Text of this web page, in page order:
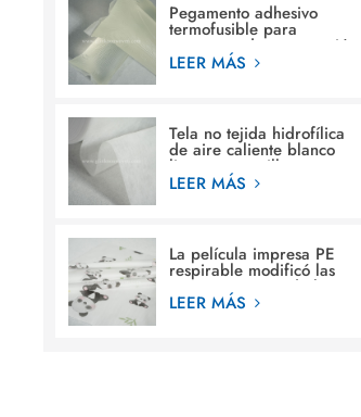
Pegamento adhesivo
termofusible para
estructura de construcción
en pañales para bebés
LEER MÁS
Tela no tejida hidrofílica
de aire caliente blanco
liso para servilleta
sanitaria femenina
LEER MÁS
La película impresa PE
respirable modificó las
materias primas de la
película de la hoja
LEER MÁS